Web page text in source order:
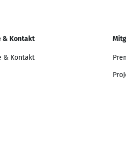
& Kontakt
& Kontakt